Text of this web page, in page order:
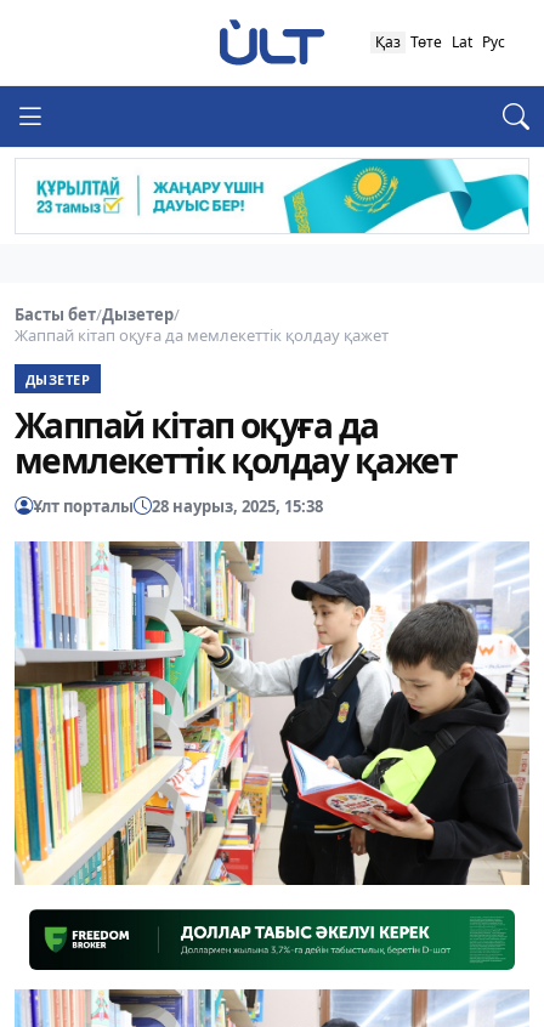
Қаз Төте Lat Рус
Басты бет/Дызетер/
Жаппай кітап оқуға да мемлекеттік қолдау қажет
ДЫЗЕТЕР
Жаппай кітап оқуға да
мемлекеттік қолдау қажет
Ұлт порталы 28 наурыз, 2025, 15:38